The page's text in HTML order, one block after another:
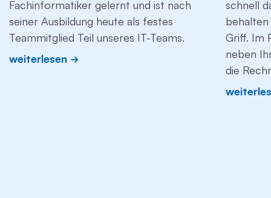
Fachinformatiker gelernt und ist nach
seiner Ausbildung heute als festes
Teammitglied Teil unseres IT-Teams.
weiterlesen
schnell
Griff. Im
neben
die